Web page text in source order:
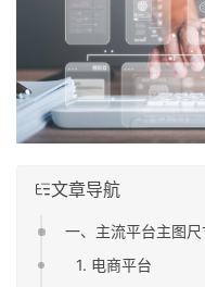
文章导航
一、主流平台主图尺
1. 电商平台